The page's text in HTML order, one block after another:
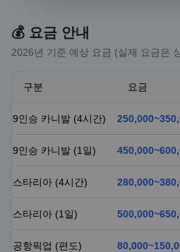
💰 요금 안내
2026년 기준 예상 요금 (실제 요금은
구분 요금
9인승 카니발 (4시간)
9인승 카니발 (1일)
스타리아 (4시간)
스타리아 (1일)
공항픽업 (편도)